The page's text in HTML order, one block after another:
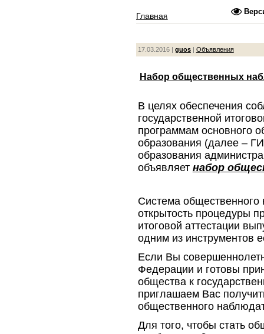
Главная Архив материалов
17.03.2016 | guos| Объявления
Набор общественных
В целях обеспечения
государственной
программам основного
образования (далее –
образования
объявляет набор
Система общественного
открытость процедуры
итоговой аттестации
одним из инструментов
Если Вы
Федерации и готовы
общества к
приглашаем Вас
общественного
Для того, чтобы стать